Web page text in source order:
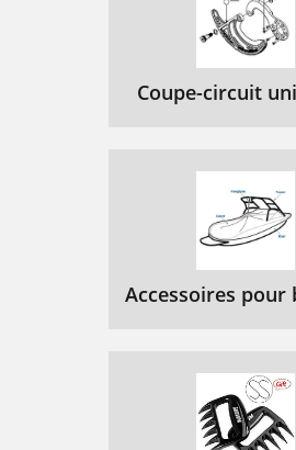
Coupe-circuit
Accessoires pour